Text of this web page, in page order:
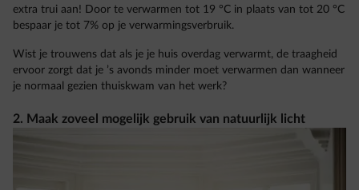
extra trui aan! Door te verwarmen tot 19 °C in plaats van tot 20 °C
bespaar je tot 7% op je verwarmingsverbruik.
Wist je trouwens dat als je je huis overdag verwarmt, de traagheid
ervoor zorgt dat je ’s avonds minder moet verwarmen dan wanneer
je normaal gezien thuiskwam van het werk?
2. Maak zoveel mogelijk gebruik van natuurlijk licht